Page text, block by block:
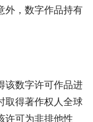
外，数字作品持有
该数字许可作品进
取得著作权人全球
许可为非排他性